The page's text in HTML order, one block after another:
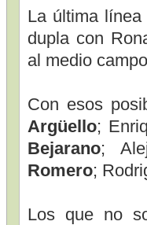
La última
dupla con
al medio
Con esos
Argüello;
Bejarano;
Romero;
Los que no